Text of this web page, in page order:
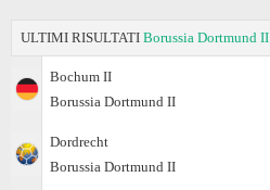
ULTIMI RISULTATI Borussia Dortmund II
Bochum II
Borussia Dortmund II
Dordrecht
Borussia Dortmund II